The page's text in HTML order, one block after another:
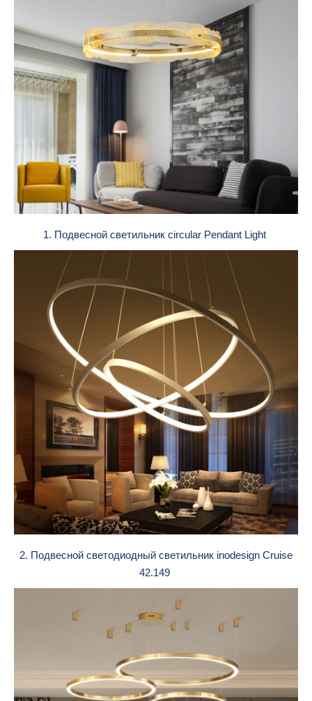
1. Подвесной светильник circular Pendant Light
2. Подвесной светодиодный светильник inodesign Cruise
42.149